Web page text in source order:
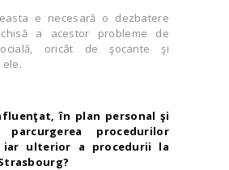
e necesară o dezbatere
a acestor probleme de
oricât de şocante şi
în plan personal şi
parcurgerea procedurilor
iar ulterior a procedurii la
?